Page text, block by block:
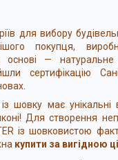
для вибору
покупця,
основі —
сертифікацію
шовку має унікальні
Для створення
із шовковистою
купити за вигідною